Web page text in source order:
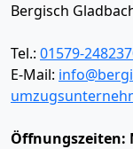
Bergisch
Tel.: 01579-
E-Mail:
Öffnungszeiten: